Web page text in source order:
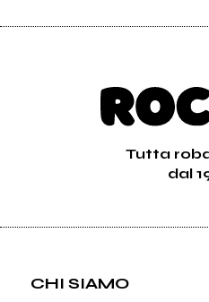
Tutta
dal
CHI SIAMO